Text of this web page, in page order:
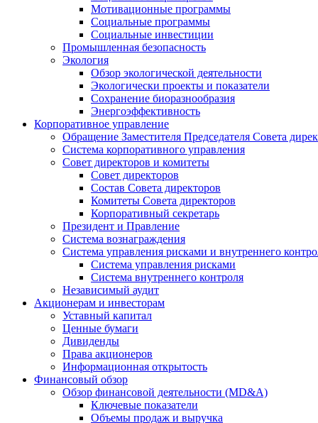
Мотивационные программы
Социальные программы
Социальные инвестиции
Промышленная безопасность
Экология
Обзор экологической деятельности
Экологически проекты и показатели
Сохранение биоразнообразия
Энергоэффективность
Корпоративное управление
Обращение Заместителя Председателя Совета
Система корпоративного управления
Совет директоров и комитеты
Совет директоров
Состав Совета директоров
Комитеты Совета директоров
Корпоративный секретарь
Президент и Правление
Система вознаграждения
Система управления рисками и внутреннего
Система управления рисками
Система внутреннего контроля
Независимый аудит
Акционерам и инвесторам
Уставный капитал
Ценные бумаги
Дивиденды
Права акционеров
Информационная открытость
Финансовый обзор
Обзор финансовой деятельности (MD&A)
Ключевые показатели
Объемы продаж и выручка